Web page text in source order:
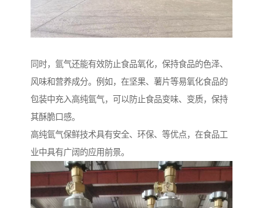
同时，氩气还能有效防止食品氧化，保持食品的色泽、
风味和营养成分。例如，在坚果、薯片等易氧化食品的
包装中充入高纯氩气，可以防止食品变味、变质，保持
其酥脆口感。
高纯氩气保鲜技术具有安全、环保、等优点，在食品工
业中具有广阔的应用前景。